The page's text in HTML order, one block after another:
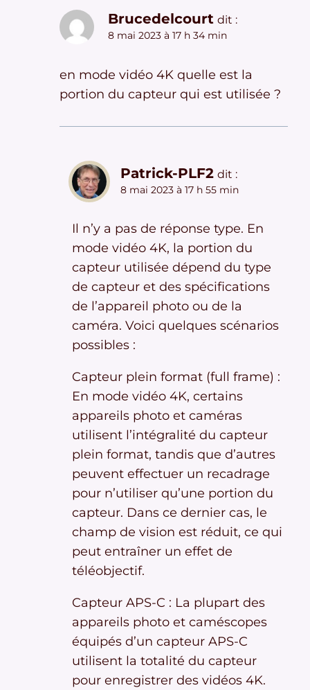
Brucedelcourt dit :
8 mai 2023 à 17 h 34 min
en mode vidéo 4K quelle est la
portion du capteur qui est utilisée ?
Patrick-PLF2 dit :
8 mai 2023 à 17 h 55 min
Il n’y a pas de réponse type. En
mode vidéo 4K, la portion du
capteur utilisée dépend du type
de capteur et des spécifications
de l’appareil photo ou de la
caméra. Voici quelques scénarios
possibles :
Capteur plein format (full frame) :
En mode vidéo 4K, certains
appareils photo et caméras
utilisent l’intégralité du capteur
plein format, tandis que d’autres
peuvent effectuer un recadrage
pour n’utiliser qu’une portion du
capteur. Dans ce dernier cas, le
champ de vision est réduit, ce qui
peut entraîner un effet de
téléobjectif.
Capteur APS-C : La plupart des
appareils photo et caméscopes
équipés d’un capteur APS-C
utilisent la totalité du capteur
pour enregistrer des vidéos 4K.